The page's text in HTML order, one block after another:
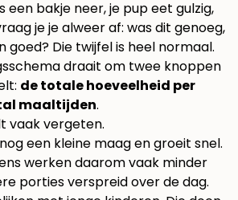
een bakje neer, je pup eet gulzig,
je je alweer af: was dit genoeg,
goed? Die twijfel is heel normaal.
draait om twee knoppen
de totale hoeveelheid per
maaltijden.
vaak vergeten.
een kleine maag en groeit snel.
werken daarom vaak minder
porties verspreid over de dag.